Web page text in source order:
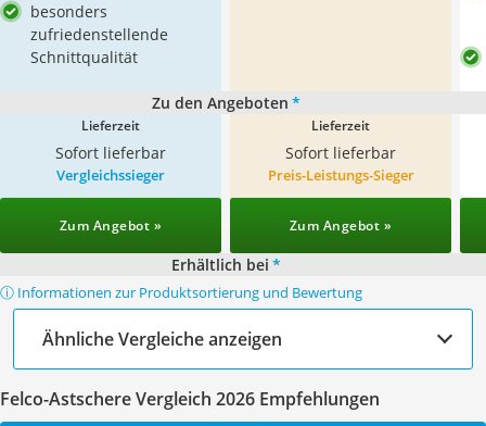
besonders
zufriedenstellende
Schnittqualität
Zu den Angeboten *
Lieferzeit
Sofort lieferbar
Lieferzeit
Sofort lieferbar
Vergleichssieger
Zum Angebot »
Preis-Leistungs-Sieger
Zum Angebot »
Erhältlich bei *
ⓘ Informationen zur Produktsortierung und Bewertung
Ähnliche Vergleiche anzeigen
Felco-Astschere Vergleich 2026 Empfehlungen